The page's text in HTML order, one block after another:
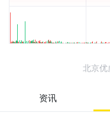
北京优
资讯